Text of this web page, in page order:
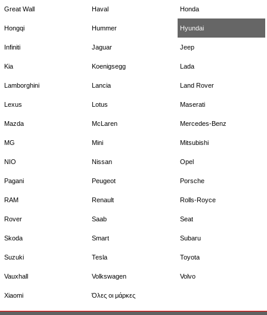
Great Wall Haval Honda
Hongqi Hummer Hyundai
Infiniti Jaguar Jeep
Kia Koenigsegg Lada
Lamborghini Lancia Land Rover
Lexus Lotus Maserati
Mazda McLaren Mercedes-Benz
MG Mini Mitsubishi
NIO Nissan Opel
Pagani Peugeot Porsche
RAM Renault Rolls-Royce
Rover Saab Seat
Skoda Smart Subaru
Suzuki Tesla Toyota
Vauxhall Volkswagen Volvo
Xiaomi Όλες οι μάρκες